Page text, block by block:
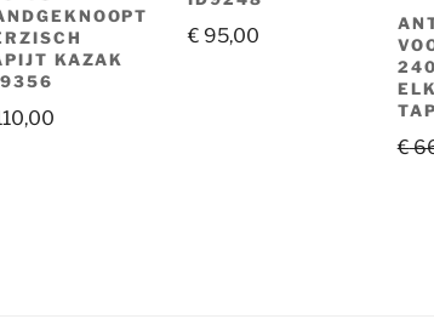
KAZAK
€ 95,00
€